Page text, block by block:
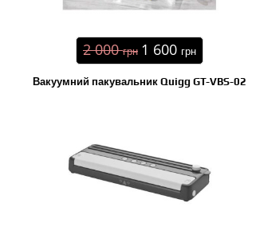
2 000грн 1 600 грн
Вакуумний пакувальник Quigg GT-VBS-02